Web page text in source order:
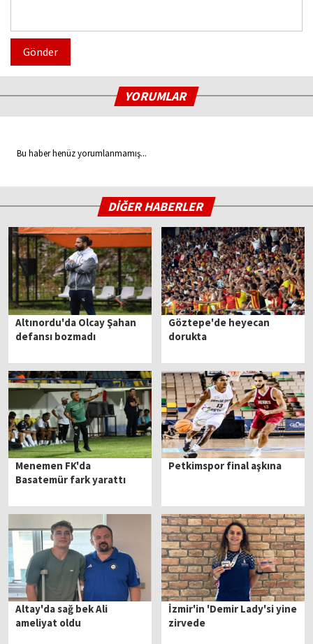
Gönder
YORUMLAR
Bu haber henüz yorumlanmamış...
DİĞER HABERLER
Altınordu'da Olcay Şahan
defansı bozmadı
Göztepe'de heyecan
dorukta
Menemen FK'da
Basatemür fark yarattı
Petkimspor final aşkına
Altay'da sağ bek Ali
ameliyat oldu
İzmir'in 'Demir Lady'si yine
zirvede